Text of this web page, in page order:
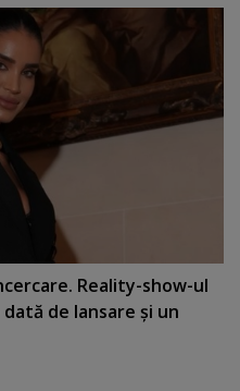
Reality-show-ul
dată de lansare şi un